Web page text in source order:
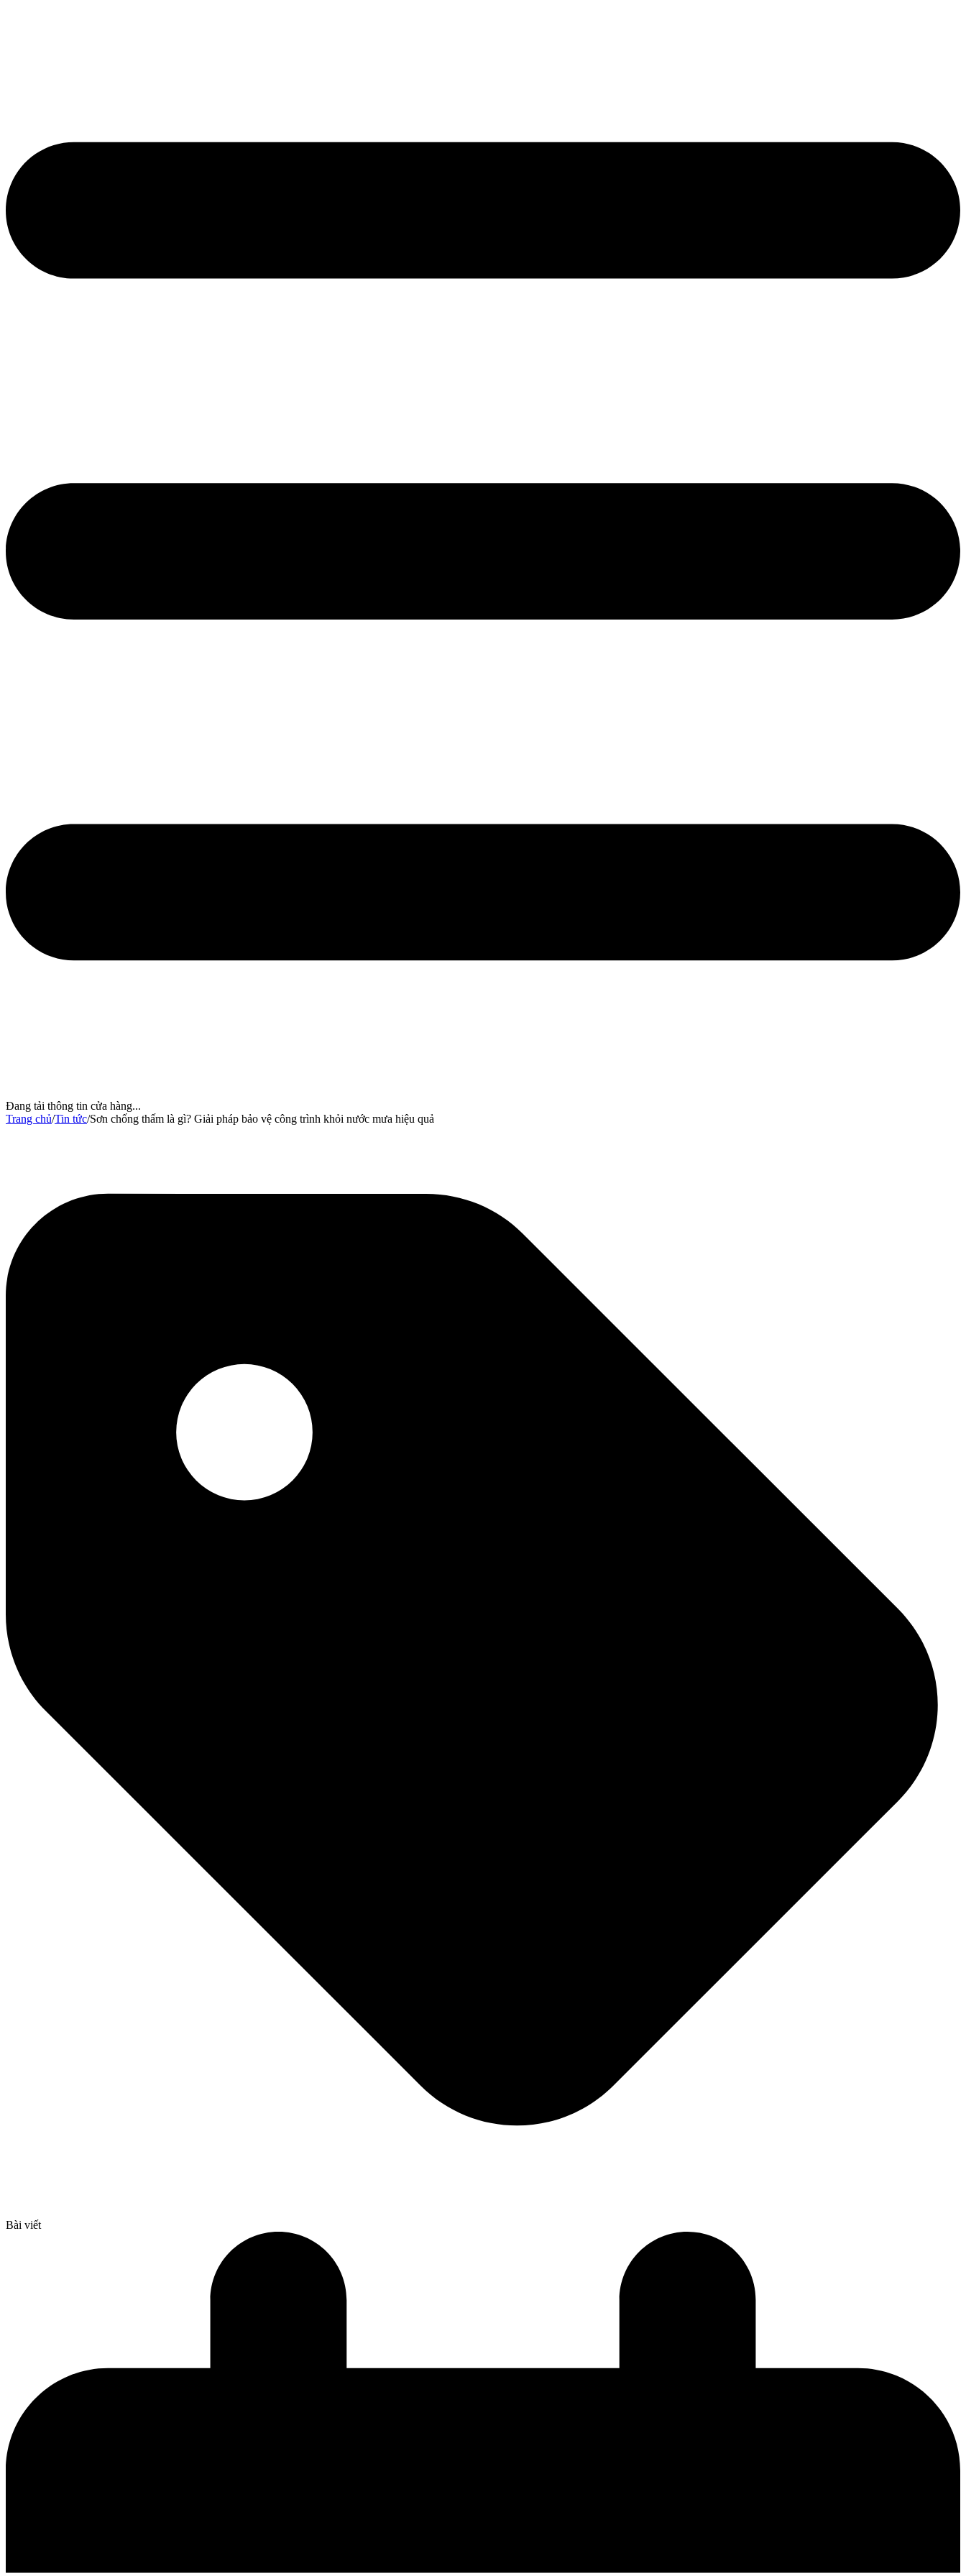
Đang tải thông tin cửa hàng...
Trang chủ/Tin tức/Sơn chống thấm là gì? Giải pháp bảo vệ công trình khỏi nước mưa hiệu quả
Bài viết